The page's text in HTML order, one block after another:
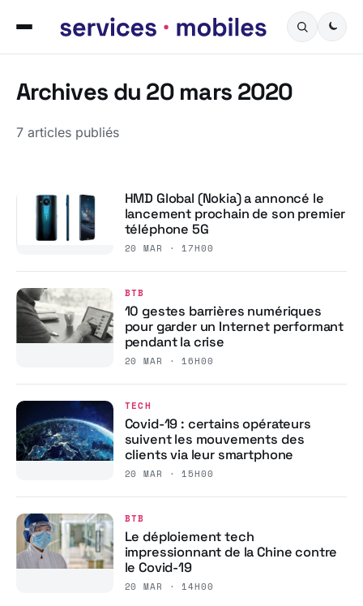
Archives du 20 mars 2020
7 articles publiés
HMD Global (Nokia) a annoncé le
lancement prochain de son premier
téléphone 5G
20 MAR · 17H00
BTB
10 gestes barrières numériques
pour garder un Internet performant
pendant la crise
20 MAR · 16H00
TECH
Covid-19 : certains opérateurs
suivent les mouvements des
clients via leur smartphone
20 MAR · 15H00
BTB
Le déploiement tech
impressionnant de la Chine contre
le Covid-19
20 MAR · 14H00